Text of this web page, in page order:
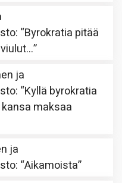
: “Byrokratia pitää
”
ja
: “Kyllä byrokratia
maksaa
ja
: “Aikamoista”